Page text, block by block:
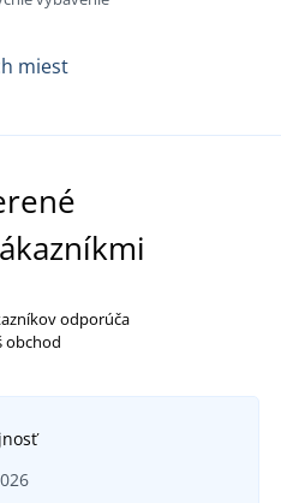
miest
odporúča
obchod